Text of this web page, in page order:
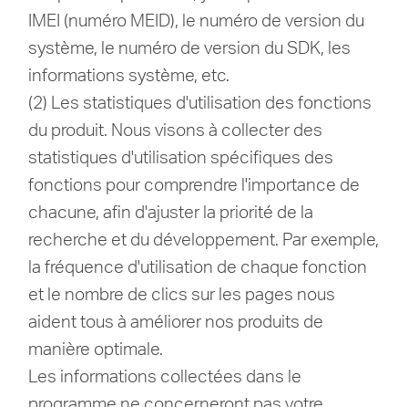
IMEI (numéro MEID), le numéro de version du
système, le numéro de version du SDK, les
informations système, etc.
(2) Les statistiques d'utilisation des fonctions
du produit. Nous visons à collecter des
statistiques d'utilisation spécifiques des
fonctions pour comprendre l'importance de
chacune, afin d'ajuster la priorité de la
recherche et du développement. Par exemple,
la fréquence d'utilisation de chaque fonction
et le nombre de clics sur les pages nous
aident tous à améliorer nos produits de
manière optimale.
Les informations collectées dans le